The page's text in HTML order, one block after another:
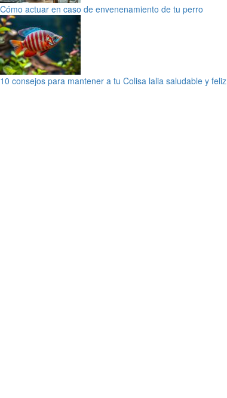
Cómo actuar en caso de envenenamiento de tu perro
10 consejos para mantener a tu Colisa lalia saludable y feliz